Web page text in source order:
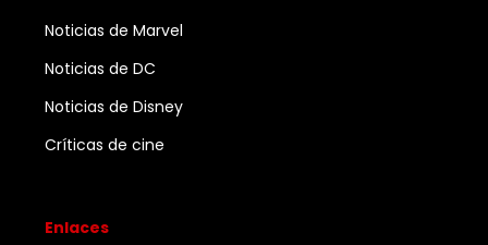
Noticias de Marvel
Noticias de DC
Noticias de Disney
Críticas de cine
Enlaces